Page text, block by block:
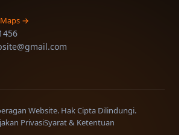
→
Website. Hak Cipta Dilindungi.
PrivasiSyarat & Ketentuan